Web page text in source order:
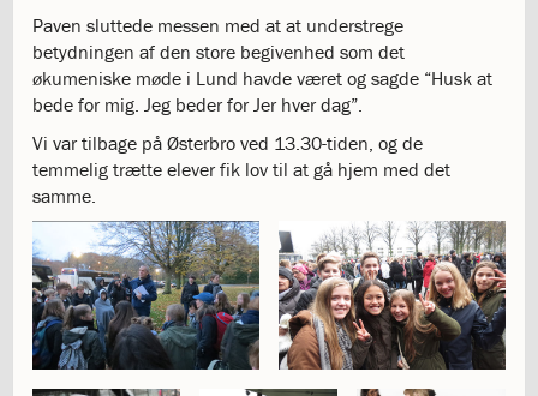
1.19:
Ledelsen
1.20:
Ledelsen
1.21:
Forældrerådet
1.22:
Forældrerådet
1.23:
Referat
forældreråd
1.25:
Demokrati
og
folkestyre
1.26:
Jobopslag
1.27:
Optagelse
1.28:
Paven sluttede messen med at at understrege
betydningen af den store begivenhed som det
økumeniske møde i Lund havde været og sagde “Husk at
bede for mig. Jeg beder for Jer hver dag”.
Vi var tilbage på Østerbro ved 13.30-tiden, og de
temmelig trætte elever fik lov til at gå hjem med det
samme.